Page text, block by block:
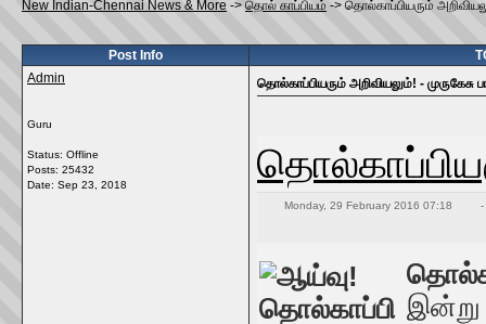
New Indian-Chennai News & More -> தொல் காப்பியம் -> தொல்காப்பியரும்
Post Info
Admin
Guru
Status: Offline
Posts: 25432
Date: Sep 23, 2018
தொல்காப்பியரும் அறிவியலும்! - முருகேசு
Monday, 29 February 2016 07:18 -
இன்று